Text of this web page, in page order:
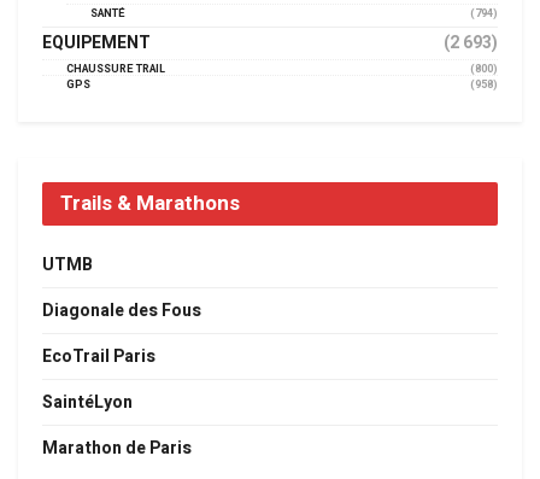
SANTÉ
(794)
EQUIPEMENT (2 693)
CHAUSSURE TRAIL
(800)
GPS
(958)
Trails & Marathons
UTMB
Diagonale des Fous
EcoTrail Paris
SaintéLyon
Marathon de Paris